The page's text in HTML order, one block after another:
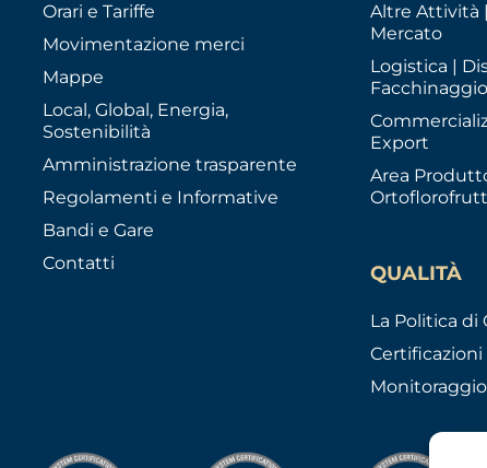
Orari e Tariffe
Movimentazione merci
Mappe
Local, Global, Energia,
Sostenibilità
Amministrazione trasparente
Regolamenti e Informative
Bandi e Gare
Contatti
Altre Attività |
Mercato
Logistica |
Export
Area
QUALITÀ
La Politica di
Certificazioni